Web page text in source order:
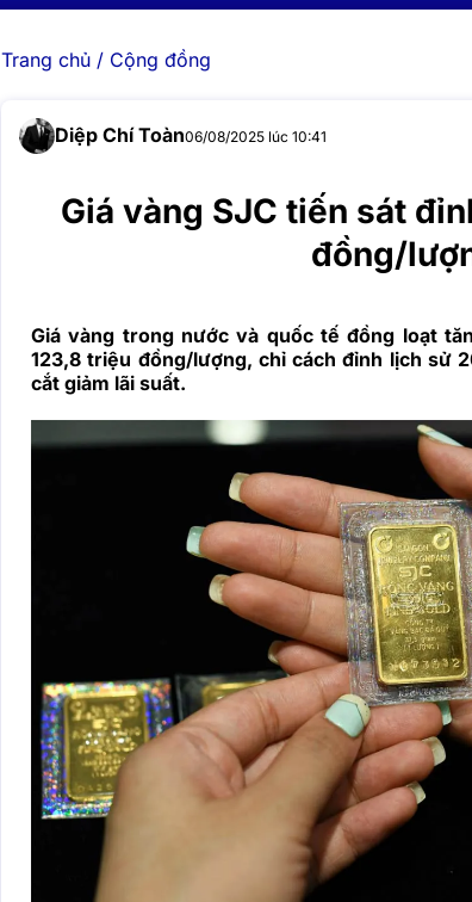
Trang chủ/ Cộng đồng
Diệp Chí Toàn06/08/2025 lúc 10:41
Giá vàng SJC tiến sát
đồng/
Giá vàng trong nước và quốc tế đồng loạt
123,8 triệu đồng/lượng, chỉ cách đỉnh lịch sử
cắt giảm lãi suất.